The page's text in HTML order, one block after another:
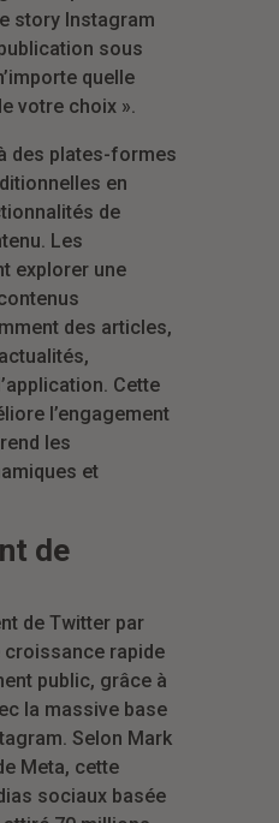
story Instagram
sous
quelle
votre choix ».
des plates-formes
en
de
Les
explorer une
des articles,
Cette
l’engagement
les
et
de
de Twitter par
croissance rapide
public, grâce à
la massive base
Selon Mark
Meta, cette
sociaux basée